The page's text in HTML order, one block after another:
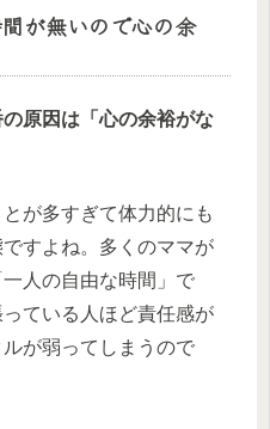
が無いので心の余
原因は「心の余裕がな
が多すぎて体力的にも
すよね。多くのママが
人の自由な時間」で
ている人ほど責任感が
が弱ってしまうので